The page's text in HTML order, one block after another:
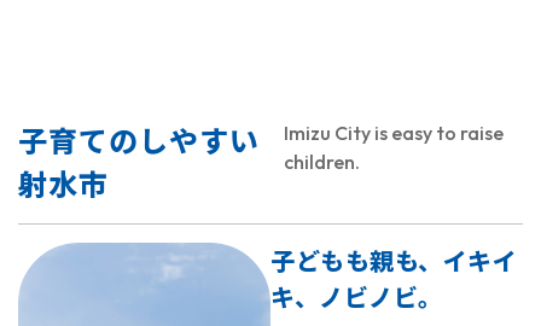
子育てのしやすい
射水市
Imizu City is easy to raise
children.
子どもも親も、イキイ
キ、ノビノビ。